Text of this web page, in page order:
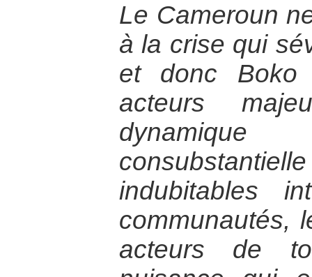
Le Cameroun
à la crise qui
et donc
acteurs
indubitables
communautés,
acteurs de